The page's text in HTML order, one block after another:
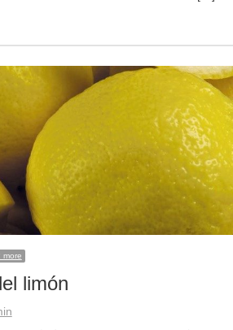
more
limón